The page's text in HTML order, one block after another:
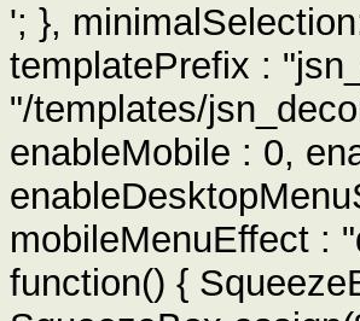
'; },
templatePrefix :
"/templates/
enableMobile : 0,
mobileMenuEffect :
function() {